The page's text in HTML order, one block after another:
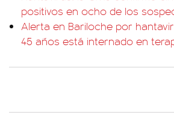
positivos en ocho de los
Alerta en Bariloche por
45 años está internado en